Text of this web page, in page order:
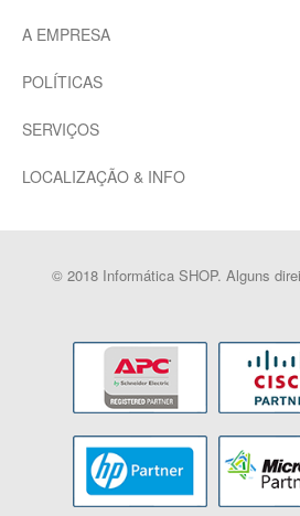
A EMPRESA
POLÍTICAS
SERVIÇOS
LOCALIZAÇÃO & INFO
© 2018 Informática SHOP. Alguns